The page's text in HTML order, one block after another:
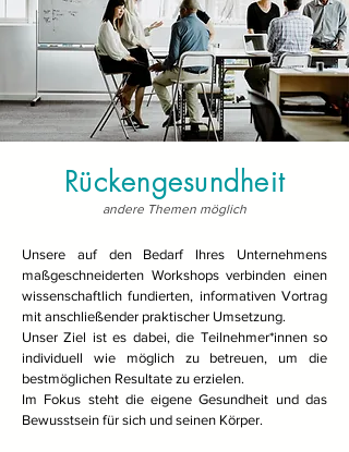
Rückengesundheit
andere Themen möglich
Unsere auf den Bedarf Ihres Unternehmens
maßgeschneiderten Workshops verbinden einen
wissenschaftlich fundierten, informativen Vortrag
mit anschließender praktischer Umsetzung.
Unser Ziel ist es dabei, die Teilnehmer*innen so
individuell wie möglich zu betreuen, um die
bestmöglichen Resultate zu erzielen.
Im Fokus steht die eigene Gesundheit und das
Bewusstsein für sich und seinen Körper.